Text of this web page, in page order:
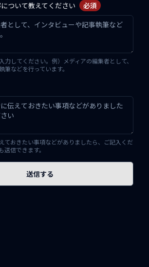
ついて教えてください 必須
力してください。例）メディアの編集者として、
筆などを行っています。
ておきたい事項などがありましたら、ご記入くだ
送信できます。
送信する